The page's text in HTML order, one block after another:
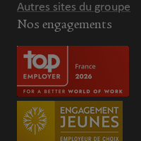
Autres sites du groupe
Nos engagements